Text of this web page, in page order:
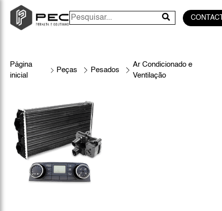
Página
inicial
Peças Pesados
Ar Condicionado e
Ventilação